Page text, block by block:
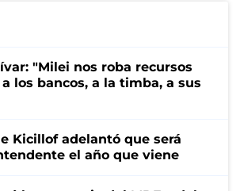
"Milei nos roba recursos
los bancos, a la timba, a sus
Kicillof adelantó que será
el año que viene